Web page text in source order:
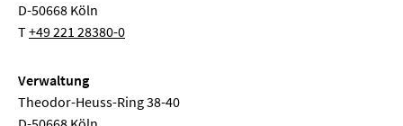
D-50668 Köln
T+49 221 28380-0
Verwaltung
Theodor-Heuss-Ring 38-40